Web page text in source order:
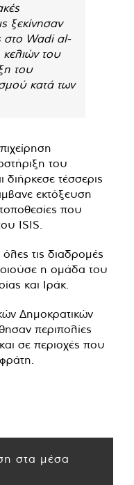
ξεκίνησαν
στο Wadi al-
του
του
κατά των
του
τέσσερις
εκτόξευση
που
ISIS.
τις διαδρομές
η ομάδα του
και Ιράκ.
Δημοκρατικών
περιπολίες
σε περιοχές που
στα μέσα